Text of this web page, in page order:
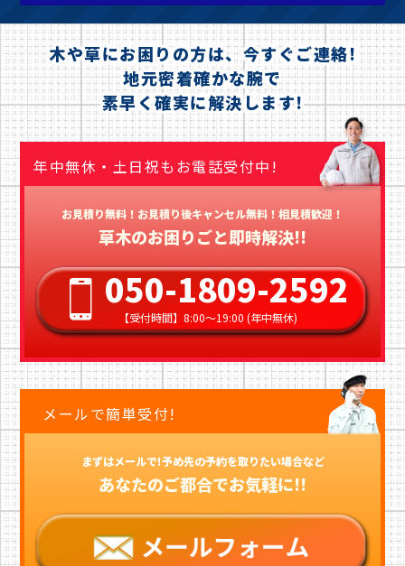
木や草にお困りの方は、今すぐご連絡!
地元密着確かな腕で
素早く確実に解決します!
年中無休・土日祝もお電話受付中!
お見積り無料！お見積り後キャンセル無料！相見積歓迎！
草木のお困りごと即時解決!!
050-1809-2592
【受付時間】8:00〜19:00 (年中無休)
メールで簡単受付!
まずはメールで!予め先の予約を取りたい場合など
あなたのご都合でお気軽に!!